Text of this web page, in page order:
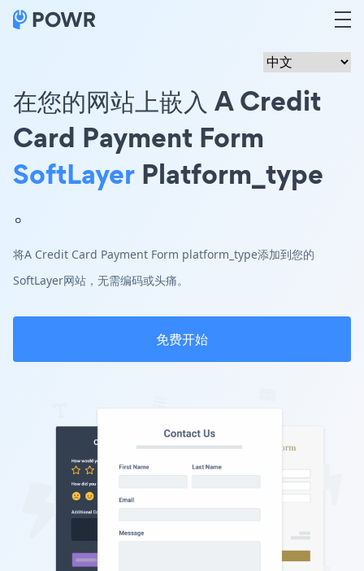
在您的网站上嵌入 A Credit
Card Payment Form
SoftLayer Platform_type
。
将A Credit Card Payment Form platform_type添加到您的
SoftLayer网站，无需编码或头痛。
免费开始